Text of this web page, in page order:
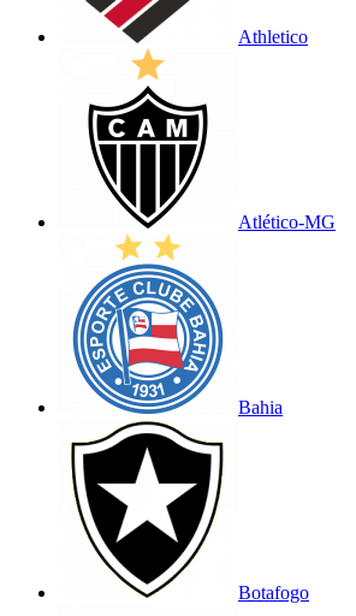
Athletico
Atlético-MG
Bahia
Botafogo